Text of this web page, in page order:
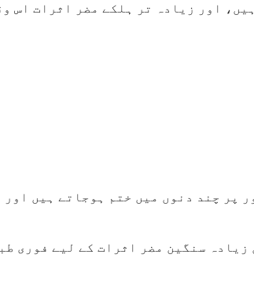
اور زیادہ تر ہلکے مضر اثرات اس
پر چند دنوں میں ختم ہوجاتے ہیں